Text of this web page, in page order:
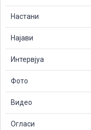
Настани
Најави
Интервјуа
Фото
Видео
Огласи